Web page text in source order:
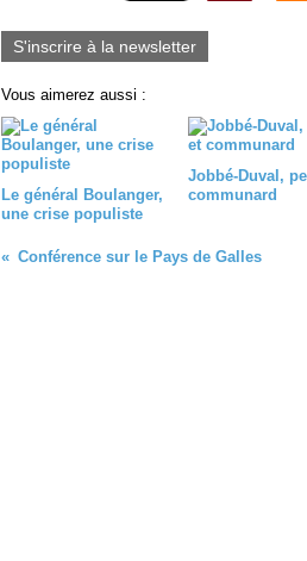
S'inscrire à la newsletter
Vous aimerez aussi :
Le général Boulanger,
une crise populiste
Jobbé-Duval,
communard
Conférence sur le Pays de Galles